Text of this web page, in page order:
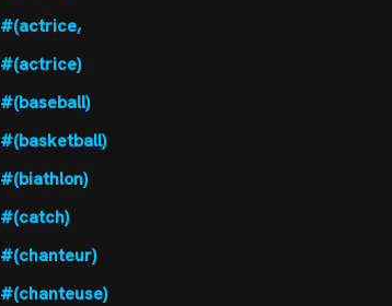
#(actrice,
#(actrice)
#(baseball)
#(basketball)
#(biathlon)
#(catch)
#(chanteur)
#(chanteuse)